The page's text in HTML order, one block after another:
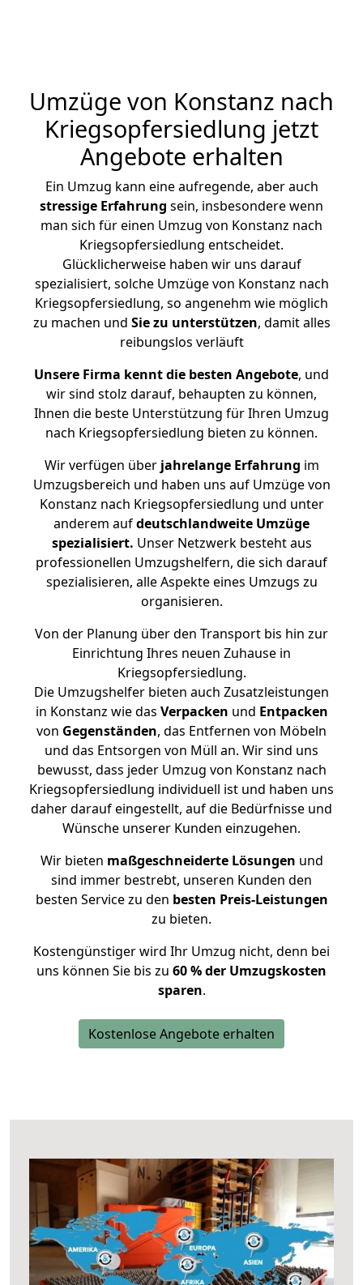
Umzüge von Konstanz nach
Kriegsopfersiedlung jetzt
Angebote erhalten
Ein Umzug kann eine aufregende, aber auch
stressige Erfahrung sein, insbesondere wenn
man sich für einen Umzug von Konstanz nach
Kriegsopfersiedlung entscheidet.
Glücklicherweise haben wir uns darauf
spezialisiert, solche Umzüge von Konstanz nach
Kriegsopfersiedlung, so angenehm wie möglich
zu machen und Sie zu unterstützen, damit alles
reibungslos verläuft
Unsere Firma kennt die besten Angebote, und
wir sind stolz darauf, behaupten zu können,
Ihnen die beste Unterstützung für Ihren Umzug
nach Kriegsopfersiedlung bieten zu können.
Wir verfügen überjahrelange Erfahrung im
Umzugsbereich und haben uns auf Umzüge von
Konstanz nach Kriegsopfersiedlung und unter
anderem aufdeutschlandweite Umzüge
spezialisiert. Unser Netzwerk besteht aus
professionellen Umzugshelfern, die sich darauf
spezialisieren, alle Aspekte eines Umzugs zu
organisieren.
Von der Planung über den Transport bis hin zur
Einrichtung Ihres neuen Zuhause in
Kriegsopfersiedlung.
Die Umzugshelfer bieten auch Zusatzleistungen
in Konstanz wie das Verpacken und Entpacken
von Gegenständen, das Entfernen von Möbeln
und das Entsorgen von Müll an. Wir sind uns
bewusst, dass jeder Umzug von Konstanz nach
Kriegsopfersiedlung individuell ist und haben uns
daher darauf eingestellt, auf die Bedürfnisse und
Wünsche unserer Kunden einzugehen.
Wir bieten maßgeschneiderte Lösungen und
sind immer bestrebt, unseren Kunden den
besten Service zu den besten Preis-Leistungen
zu bieten.
Kostengünstiger wird Ihr Umzug nicht, denn bei
uns können Sie bis zu 60 % der Umzugskosten
sparen.
Kostenlose Angebote erhalten